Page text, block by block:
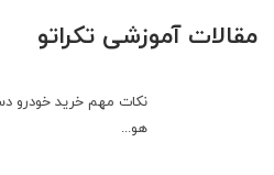
مقالات آموزشی تکراتو
نکات مهم خرید خودرو
هو...